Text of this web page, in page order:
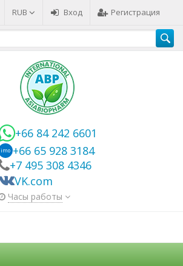
RUB Вход Регистрация
+66 84 242 6601
imo +66 65 928 3184
+7 495 308 4346
VK.com
Часы работы